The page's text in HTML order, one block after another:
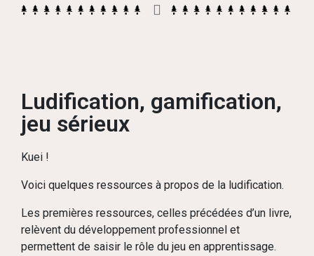
Ludification, gamification,
jeu sérieux
Kuei !
Voici quelques ressources à propos de la ludification.
Les premières ressources, celles précédées d’un livre,
relèvent du développement professionnel et
permettent de saisir le rôle du jeu en apprentissage.